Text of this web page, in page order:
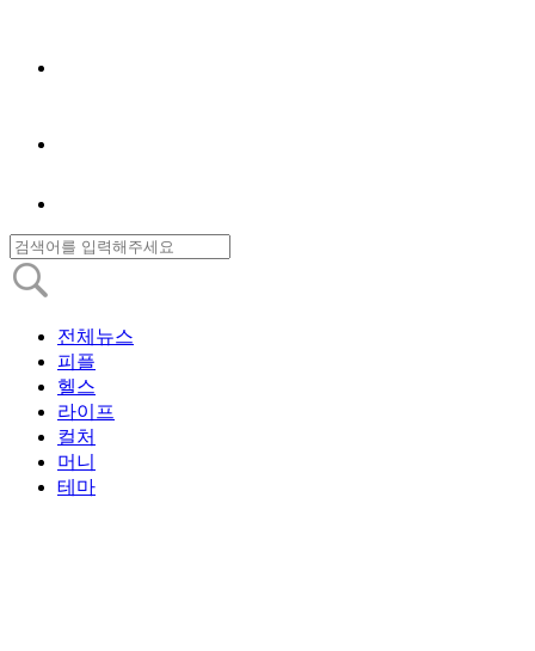
전체뉴스
피플
헬스
라이프
컬처
머니
테마